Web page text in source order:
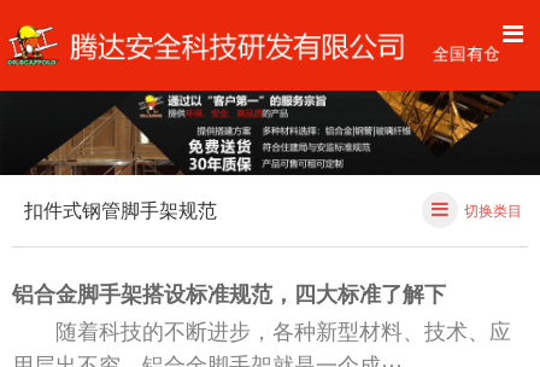
扣件式钢管脚手架规范 切换类目
铝合金脚手架搭设标准规范，四大标准了解下
随着科技的不断进步，各种新型材料、技术、应